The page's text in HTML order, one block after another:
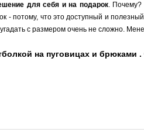
для себя и на подарок. Почему?
- потому, что это доступный и
с размером очень не сложно.
на пуговицах и брюками